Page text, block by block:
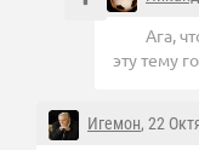
Ага,
эту тему
Игемон, 22